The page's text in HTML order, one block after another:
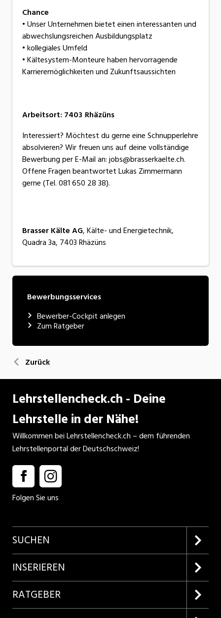
Chance
• Unser Unternehmen bietet einen interessanten und
abwechslungsreichen Ausbildungsplatz
• kollegiales Umfeld
• Kältesystem-Monteure haben hervorragende
Karrieremöglichkeiten und Zukunftsaussichten
Arbeitsort: 7403 Rhäzüns
Interessiert? Möchtest du gerne eine Schnupperlehre
absolvieren? Wir freuen uns auf deine vollständige
Bewerbung per E-Mail an: jobs@brasserkaelte.ch.
Offene Fragen beantwortet Lukas Zimmermann
gerne (Tel. 081 650 28 38).
Brasser Kälte AG, Kälte- und Energietechnik,
Quadra 3a, 7403 Rhäzüns
Bewerbungsservices
Bewerber-Cockpit anlegen
Zum Ratgeber
Zurück
Lehrstellencheck.ch - Deine
Lehrstelle in der Nähe!
Willkommen bei Lehrstellencheck.ch – dem führenden
Lehrstellenportal der Deutschschweiz!
Folgen Sie uns
SUCHEN
Firmenprofile entdecken
Lehrstellen suchen
INSERIEREN
Kundenlogin
RATGEBER